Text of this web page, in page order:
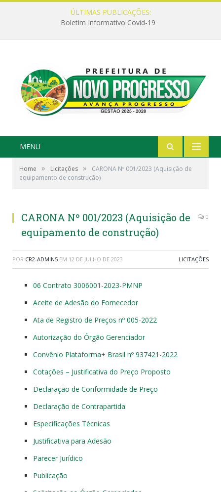
ÚLTIMAS PUBLICAÇÕES:
Boletim Informativo Covid-19
MENU
Home » Licitações »
CARONA Nº 001/2023 (Aquisição de
equipamento de construção)
CARONA Nº 001/2023 (Aquisição de
equipamento de construção)
0
POR CR2-ADMIN5 EM 12 DE JULHO DE 2023 LICITAÇÕES
06 Contrato 3006001-2023-PMNP
Aceite de Adesão do Fornecedor
Ata de Registro de Preços nº 005-2022
Autorização do Órgão Gerenciador
Convênio Plataforma+ Brasil nº 937421-2022
Cotações – Justificativa do Preço Proposto
Declaração de Conformidade de Preço
Declaração de Contrapartida
Especificações Técnicas
Justificativa para Adesão
Parecer Jurídico
Publicação